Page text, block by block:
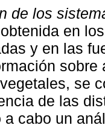
de los
en
y en las
se
de las
a cabo un